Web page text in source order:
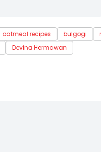
oatmeal recipes bulgogi
Devina Hermawan